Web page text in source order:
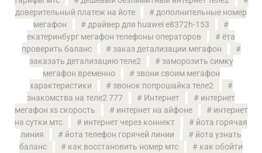
доверительный платеж на йоте
дополнительные номер
мегафон
драйвер для huawei e8372h-153
екатеринбург мегафон телефоны операторов
ёта
проверить баланс
заказ детализации мегафон
заказать детализацию теле2
заморозить симку
мегафон временно
звони своим мегафон
характеристики
звонок попрошайка теле2
знакомства на теле2 777
Интернет
интернет
мегафон xs скорость
интернет на айфоне
интернет
на сутки мтс
интернет через коннект
йота горячая
линия
йота телефон горячей линии
йота узнать
баланс
как восстановить номер мтс
как обойти